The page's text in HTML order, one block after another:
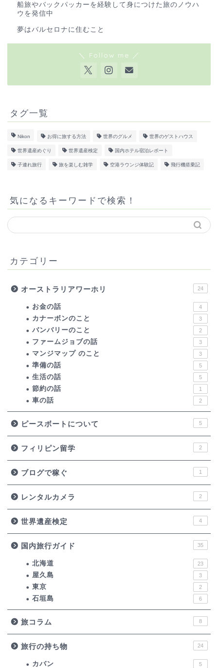
船旅やバックパッカーを経験して身につけた旅のノウハ
ウを発信中
夢はバルセロナに住むこと
＼ Follow me ／
タグ一覧
Nikon お得に旅する方法 世界のグルメ 世界のゲストハウス
世界遺産めぐり 世界遺産検定 国内ホテル宿泊レポート
子連れ旅行 旅を楽しむ雑学 空港ラウンジ体験記 飛行機搭乗記
気になるキーワードで検索！
カテゴリー
オーストラリアワーホリ 24
お金の話 4
カナーボンのこと 3
バンバリーのこと 2
ファームジョブの話 3
マンジマップ のこと 3
準備の話 5
生活の話 5
節約の話 1
車の話 2
ピースボートについて 5
フィリピン留学 2
ブログで稼ぐ 1
レンタルカメラ 2
世界遺産検定 4
国内旅行ガイド 35
北海道 23
屋久島 3
東京 2
石垣島 6
旅コラム 8
旅行の持ち物 24
カバン 5